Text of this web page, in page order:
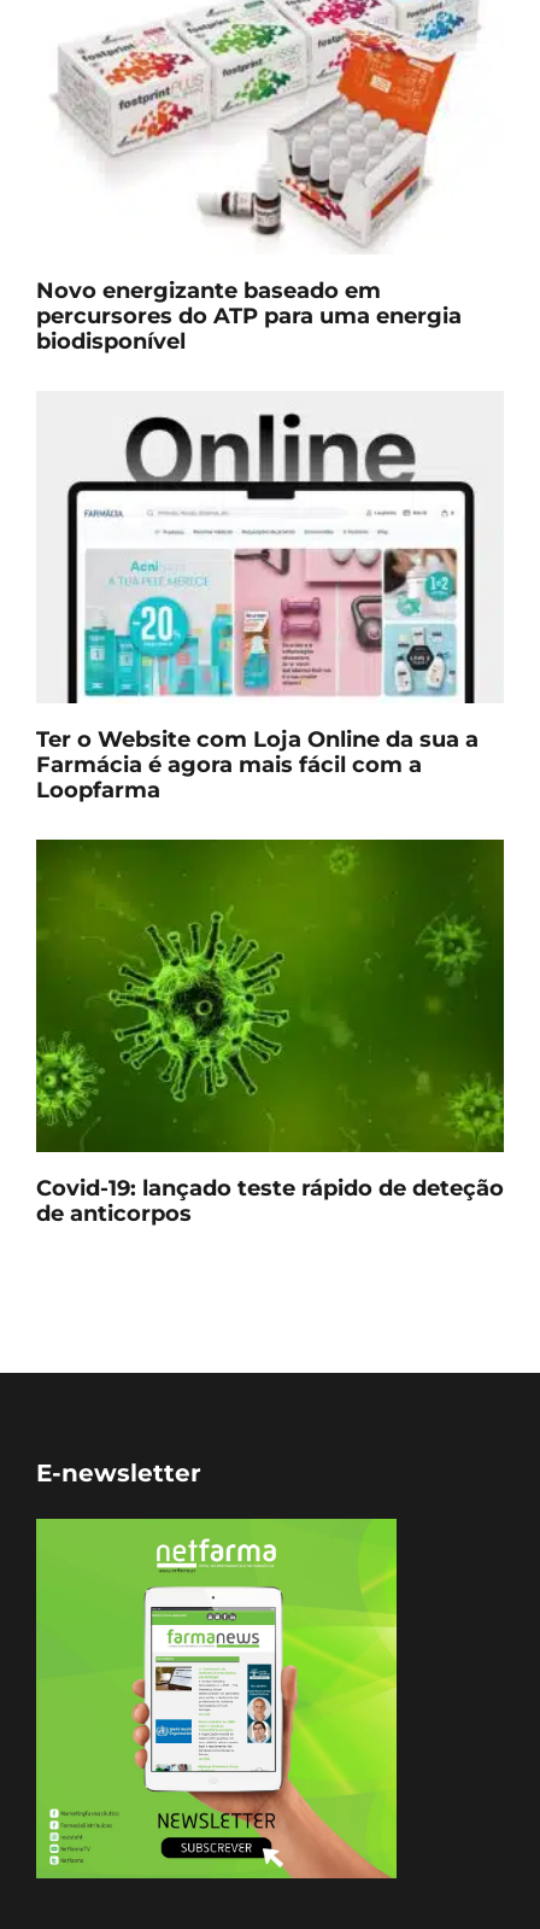
Novo energizante baseado em
percursores do ATP para uma energia
biodisponível
Ter o Website com Loja Online da sua a
Farmácia é agora mais fácil com a
Loopfarma
Covid-19: lançado teste rápido de deteção
de anticorpos
E-newsletter